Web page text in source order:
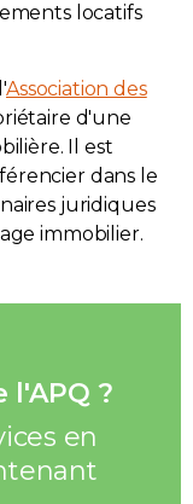
locatifs
Association des
d'une
Il est
dans le
juridiques
immobilier.
l'APQ ?
en